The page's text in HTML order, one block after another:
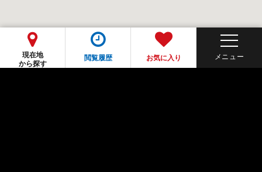
現在地
から探す
閲覧履歴 お気に入り